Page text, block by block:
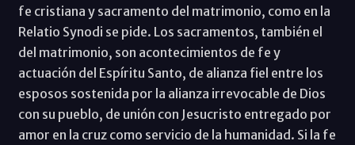
fe cristiana y sacramento del matrimonio, como en la
Relatio Synodi se pide. Los sacramentos, también el
del matrimonio, son acontecimientos de fe y
actuación del Espíritu Santo, de alianza fiel entre los
esposos sostenida por la alianza irrevocable de Dios
con su pueblo, de unión con Jesucristo entregado por
amor en la cruz como servicio de la humanidad. Si la fe